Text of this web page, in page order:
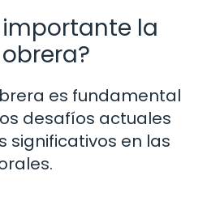
importante la
es fundamental
desafíos actuales
significativos en las